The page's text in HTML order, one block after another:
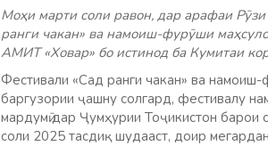
Моҳи марти соли равон, дар арафаи
ранги чакан» ва намоиш-фурӯши
АМИТ «Ховар» бо истинод ба Кумитаи
Фестивали «Сад ранги чакан» ва
баргузории ҷашну солгард, фестивалу
мардумӣ дар Ҷумҳурии Тоҷикистон
соли 2025 тасдиқ шудааст, доир